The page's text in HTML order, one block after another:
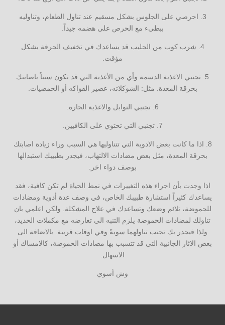
3. احرصي على الجلوس بشكل مسقيم عند تناول الطعام، وتناوليه
ببطىء مع الحرص على هضمه جيداً.
4. شرب كوب من الحليب قد يساعدك في تخفيف الحرقة بشكل
مؤقت.
5. تجنبي الاغذية الدسمة وأي من الأغذية التي قد تكون سبباً باصابتك
بحرقة المعدة. مثل: الشوكلاته، عصير الفواكه أو الحمضيات.
6. تجنبي التوابل والاغذية الحارة.
7. تجنبي التي تحتوي على الكافيين.
8. اذا ما كانت بعض الادوية التي تتناوليها هي السبب وراء زيادة اصابتك
بحرقة المعدة، مثل بعض مضادات الالتهاب، فيجدر بطبيبك استبدالها
بوصف دواء اخر.
اذا وجدت بأن اجراء هذه التغييرات في نمط الحياة لم تكن كافية، فقد
يساعدك كثيراً استشارة طبيبك الخاص، في وصف عدة أدوية ومضادات
للحموضة، تلائم وضعك وتساعدك في علاج المشكلة. ولكن اعلمي بان
تناولك لمضادات الحموضة يلزم التنبه الى تعارضه مع مكملات الحديد،
ولذا فيجدر بك تجنب تناولهما سويةً وفي اوقات قريبة. بالاضافة الى
بعض الاثار الجانبية التي قد تتسبب بها مضادات الحموضة، كالامساك أو
الاسهال.
وش أسوي